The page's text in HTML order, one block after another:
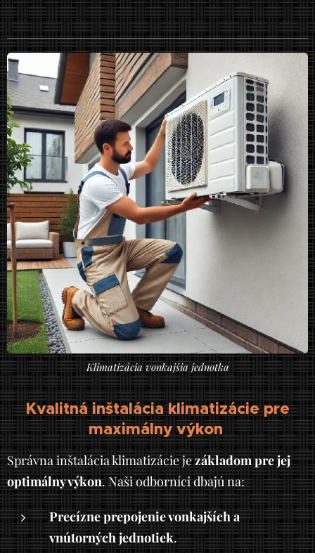
Klimatizácia vonkajšia jednotka
Kvalitná inštalácia klimatizácie pre
maximálny výkon
Správna inštalácia klimatizácie jezákladom pre jej
optimálny výkon. Naši odborníci dbajú na:
Precízne prepojenie vonkajších a
vnútorných jednotiek.